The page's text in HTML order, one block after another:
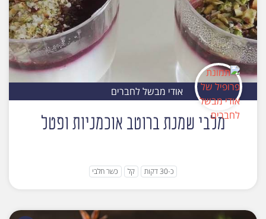
אודי מבשל לחברים
מלבי שמנת ברוטב אוכמניות ופטל
כ-30 דקות קל כשר חלבי